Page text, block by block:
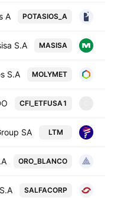
POTASIOS_A
A
MASISA
S.A.
MOLYMET
S.A.
CFI_ETFUSA1
LTM
SA
ORO_BLANCO
SALFACORP